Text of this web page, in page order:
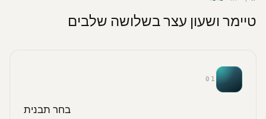
טיימר ושעון עצר בשלושה שלבים
01
בחר תבנית